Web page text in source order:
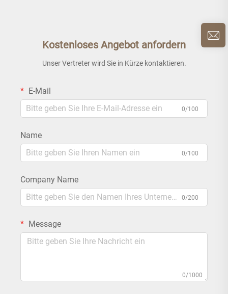
Kostenloses Angebot anfordern
Unser Vertreter wird Sie in Kürze kontaktieren.
E-Mail
0/100
Name
0/100
Company Name
0/200
Message
0/1000